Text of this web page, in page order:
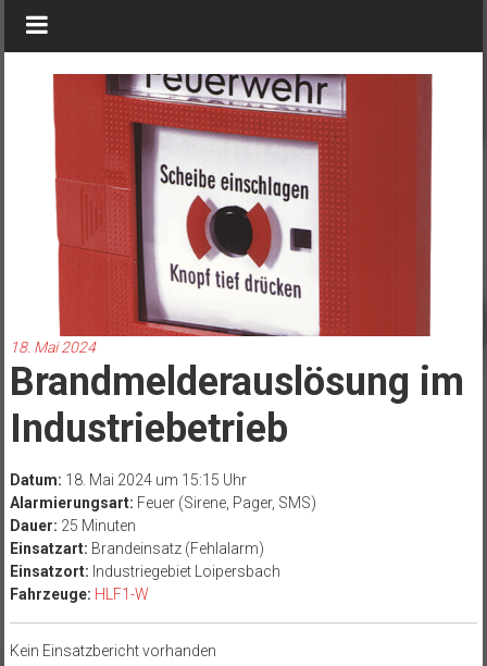
18. Mai 2024
Brandmelderauslösung im
Industriebetrieb
Datum: 18. Mai 2024 um 15:15 Uhr
Alarmierungsart: Feuer (Sirene, Pager, SMS)
Dauer: 25 Minuten
Einsatzart: Brandeinsatz (Fehlalarm)
Einsatzort: Industriegebiet Loipersbach
Fahrzeuge: HLF1-W
Kein Einsatzbericht vorhanden